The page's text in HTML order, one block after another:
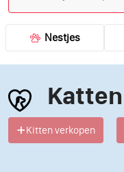
Nestjes
Katten
Kitten verkopen